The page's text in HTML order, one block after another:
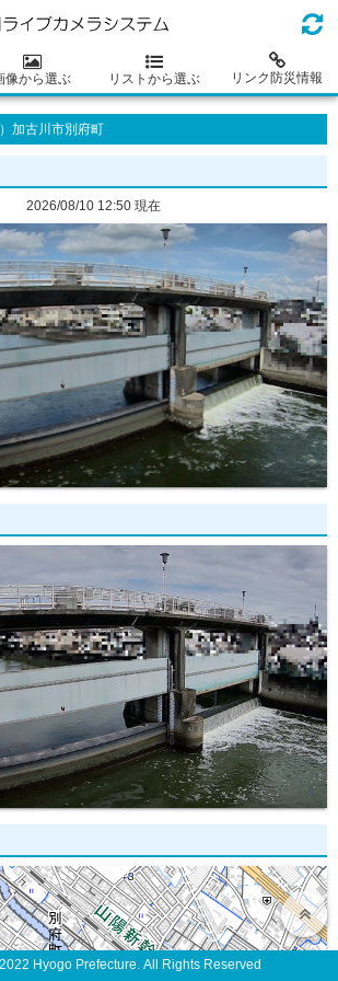
像から選ぶ リストから選ぶ リンク防災情報
加古川市別府町
2026/08/10 12:50 現在
Hyogo Prefecture. All Rights Reserved